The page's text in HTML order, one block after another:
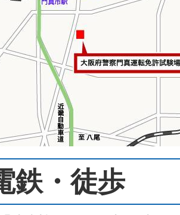
鉄・徒歩